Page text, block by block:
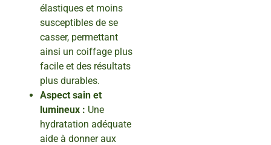
élastiques et moins
susceptibles de se
casser, permettant
ainsi un coiffage plus
facile et des résultats
plus durables.
Aspect sain et
lumineux : Une
hydratation adéquate
aide à donner aux